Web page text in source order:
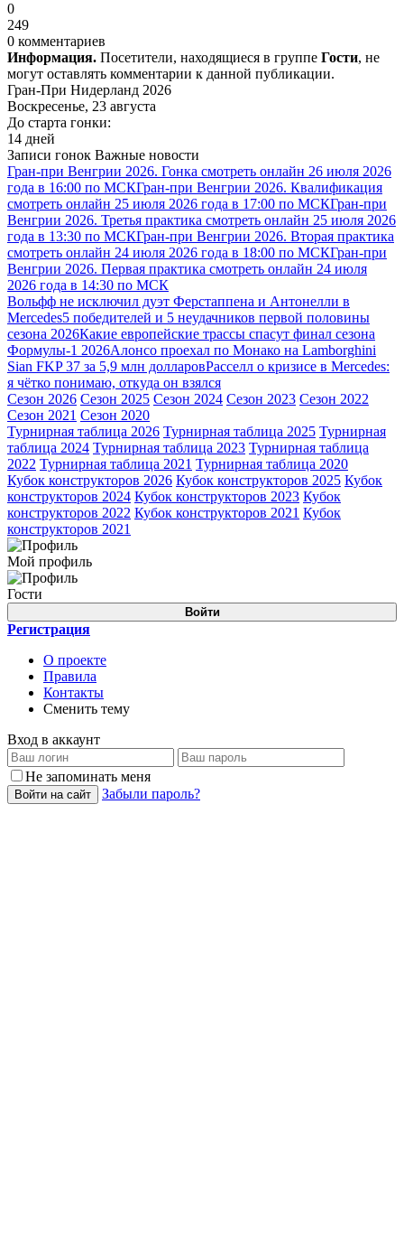
0
249
0 комментариев
Информация. Посетители, находящиеся в группе Гости, не
могут оставлять комментарии к данной публикации.
Гран-При Нидерланд 2026
Воскресенье, 23 августа
До старта гонки:
14 дней
Записи гонок Важные новости
Гран-при Венгрии 2026. Гонка смотреть онлайн 26 июля 2026
года в 16:00 по МСКГран-при Венгрии 2026. Квалификация
смотреть онлайн 25 июля 2026 года в 17:00 по МСКГран-при
Венгрии 2026. Третья практика смотреть онлайн 25 июля 2026
года в 13:30 по МСКГран-при Венгрии 2026. Вторая практика
смотреть онлайн 24 июля 2026 года в 18:00 по МСКГран-при
Венгрии 2026. Первая практика смотреть онлайн 24 июля
2026 года в 14:30 по МСК
Вольфф не исключил дуэт Ферстаппена и Антонелли в
Mercedes5 победителей и 5 неудачников первой половины
сезона 2026Какие европейские трассы спасут финал сезона
Формулы-1 2026Алонсо проехал по Монако на Lamborghini
Sian FKP 37 за 5,9 млн долларовРасселл о кризисе в Mercedes:
я чётко понимаю, откуда он взялся
Сезон 2026 Сезон 2025 Сезон 2024 Сезон 2023 Сезон 2022
Сезон 2021 Сезон 2020
Турнирная таблица 2026 Турнирная таблица 2025 Турнирная
таблица 2024 Турнирная таблица 2023 Турнирная таблица
2022 Турнирная таблица 2021 Турнирная таблица 2020
Кубок конструкторов 2026 Кубок конструкторов 2025 Кубок
конструкторов 2024 Кубок конструкторов 2023 Кубок
конструкторов 2022 Кубок конструкторов 2021 Кубок
конструкторов 2021
Мой профиль
Гости
Войти
Регистрация
О проекте
Правила
Контакты
Сменить тему
Вход в аккаунт
Не запоминать меня
Войти на сайт Забыли пароль?